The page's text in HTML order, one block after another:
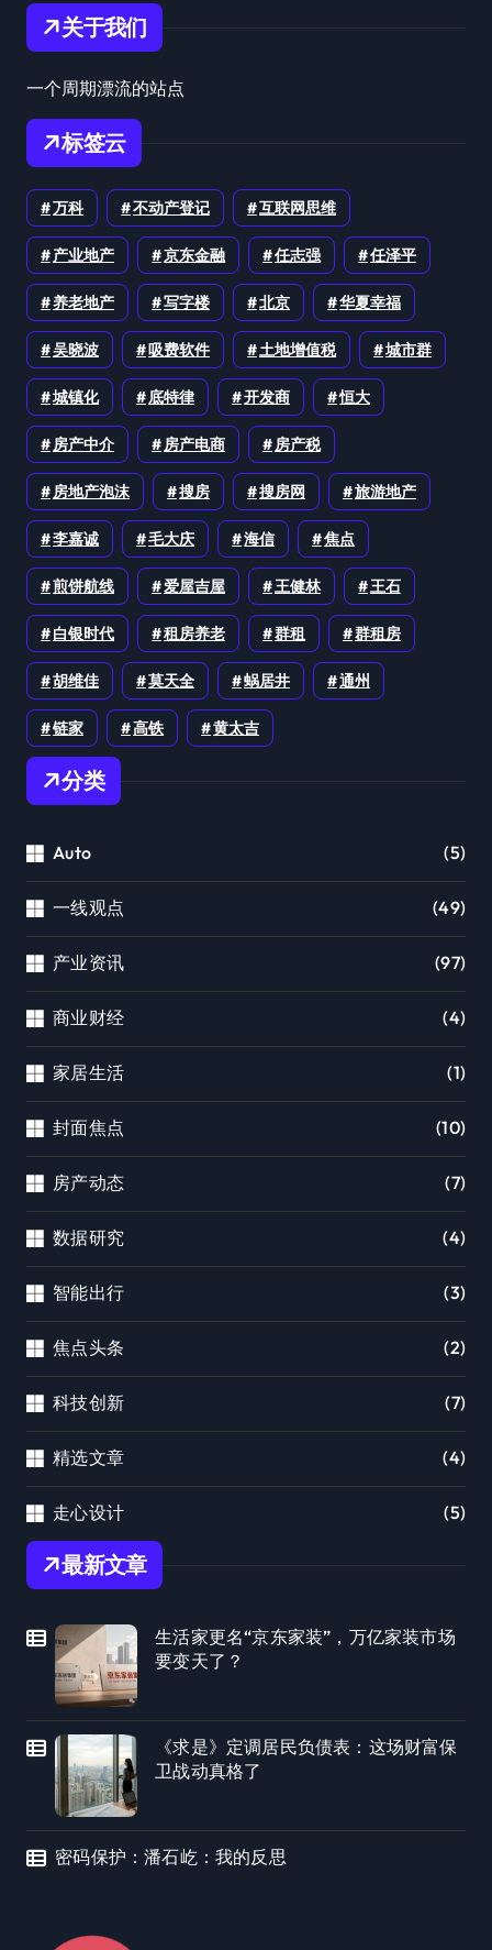
关于我们
一个周期漂流的站点
标签云
万科 不动产登记 互联网思维
产业地产 京东金融 任志强 任泽平
养老地产 写字楼 北京 华夏幸福
吴晓波 吸费软件 土地增值税 城市群
城镇化 底特律 开发商 恒大
房产中介 房产电商 房产税
房地产泡沫 搜房 搜房网 旅游地产
李嘉诚 毛大庆 海信 焦点
煎饼航线 爱屋吉屋 王健林 王石
白银时代 租房养老 群租 群租房
胡维佳 莫天全 蜗居井 通州
链家 高铁 黄太吉
分类
Auto (5)
一线观点 (49)
产业资讯 (97)
商业财经 (4)
家居生活 (1)
封面焦点 (10)
房产动态 (7)
数据研究 (4)
智能出行 (3)
焦点头条 (2)
科技创新 (7)
精选文章 (4)
走心设计 (5)
最新文章
生活家更名“京东家装”，万亿家装市场
要变天了？
《求是》定调居民负债表：这场财富保
卫战动真格了
密码保护：潘石屹：我的反思